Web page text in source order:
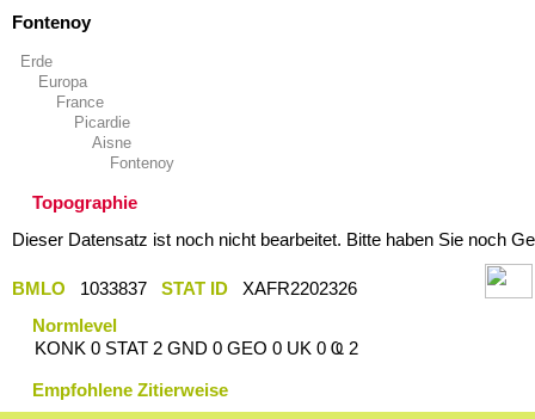
Fontenoy
Erde
Europa
France
Picardie
Aisne
Fontenoy
Topographie
Dieser Datensatz ist noch nicht bearbeitet. Bitte haben Sie noch
BMLO 1033837 STAT ID
XAFR2202326
Normlevel
KONK 0 STAT 2 GND 0 GEO 0 UK 0 Ҩ 2
Empfohlene Zitierweise